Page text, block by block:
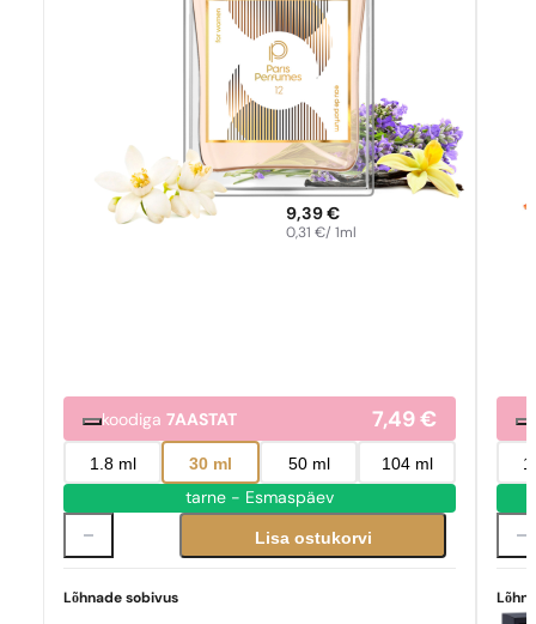
9,39€
0,31€/ 1ml
koodiga7AASTAT 7,49€
1.8 ml 30 ml 50 ml 104 ml
tarne - Esmaspäev
Lisa ostukorvi
Lõhnade sobivus